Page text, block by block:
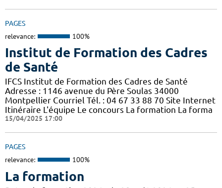
PAGES
relevance: 100%
Institut de Formation des Cadres
de Santé
IFCS Institut de Formation des Cadres de Santé
Adresse : 1146 avenue du Père Soulas 34000
Montpellier Courriel Tél. : 04 67 33 88 70 Site Internet
Itinéraire L'équipe Le concours La formation La forma
15/04/2025 17:00
PAGES
relevance: 100%
La formation